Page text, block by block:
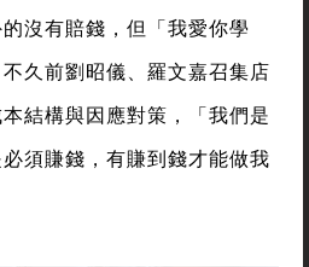
沒有賠錢，但「我愛你學
久前劉昭儀、羅文嘉召集店
結構與因應對策，「我們是
須賺錢，有賺到錢才能做我